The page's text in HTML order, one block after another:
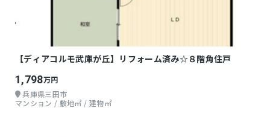
【ディアコルモ武庫が丘】リフォーム済み☆８階角住戸
1,798万円
兵庫県三田市
マンション / 敷地㎡ / 建物㎡